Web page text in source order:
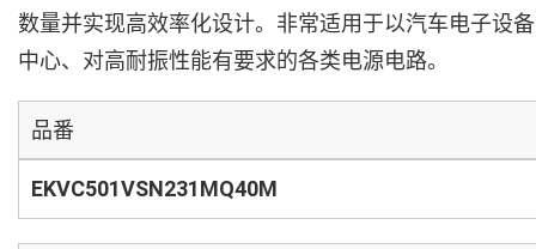
数量并实现高效率化设计。非常适用于以汽车电子设
中心、对高耐振性能有要求的各类电源电路。
品番
EKVC501VSN231MQ40M